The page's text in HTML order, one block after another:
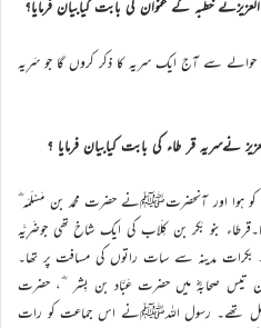
سے آج ایک سریہ کا ذکر کروں گا جو سَرِیہ
کو ہوا اور آنحضرتﷺنے حضرت محمد بن مَسْلَمَہ
بنو بَکر بن کِلَاب کی ایک شاخ تھی جوضَرِيَّہ
مدینہ سے سات راتوں کی مسافت پر تھا۔
تیس صحابہؓ میں حضرت عَبَّاد بن بِشر ؓ، حضرت
تھے۔ رسول اللہﷺنے اس جماعت کو رات